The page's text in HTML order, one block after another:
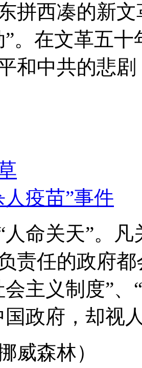
拼西凑的新
”。在文革五
和中共的悲
疫苗”事件
人命关天”。
责任的政府
会主义制度”
国政府，却视
威森林）